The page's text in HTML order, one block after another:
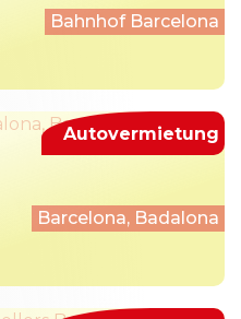
Bahnhof Barcelona
Barcelona, Badalona
Autovermietung